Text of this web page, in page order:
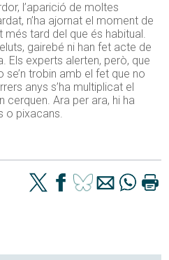
l’aparició de moltes
n’ha ajornat el moment de
tard del que és habitual.
gairebé ni han fet acte de
Els experts alerten, però, que
se’n trobin amb el fet que no
anys s’ha multiplicat el
cerquen. Ara per ara, hi ha
o pixacans.